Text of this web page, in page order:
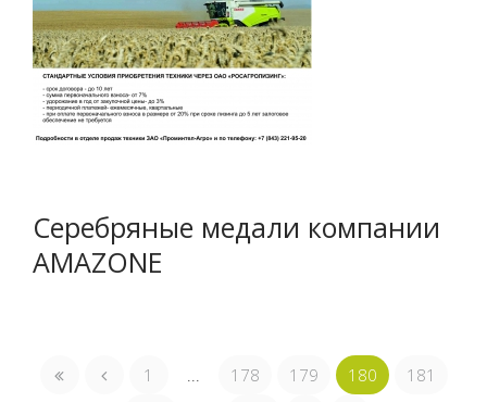
Серебряные медали компании
AMAZONE
1 ... 178 179 180
181